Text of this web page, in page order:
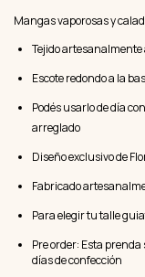
Mangas vaporosas y
Tejido
Escote redondo a la
Podés usarlo de día
arreglado
Diseño exclusivo de
Fabricado
Para elegir tu talle
Pre order: Esta
días de confección